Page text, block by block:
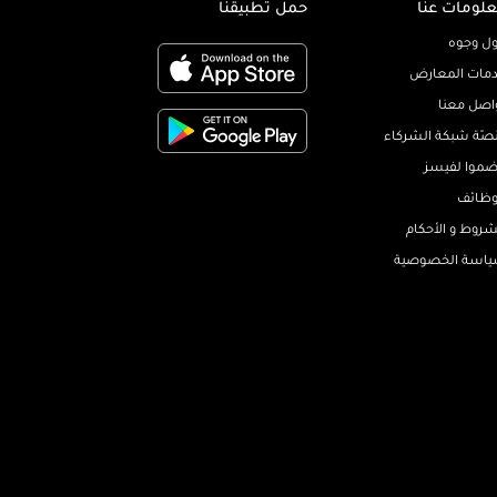
عنا
وجوه
المعارض
معنا
شبكة الشركاء
لفيسز
و الأحكام
الخصوصية
حمل تطبيقنا